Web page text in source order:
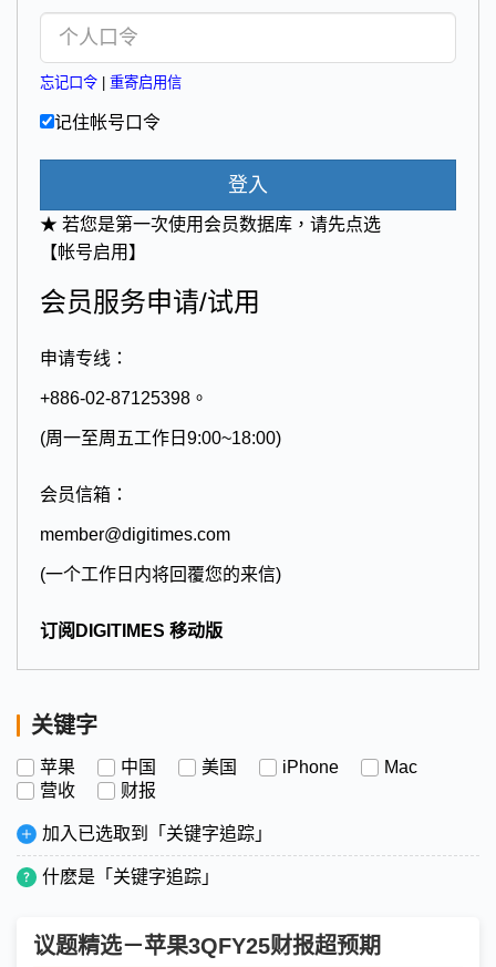
忘记口令 重寄启用信
记住帐号口令
登入
★ 若您是第一次使用会员数据库，请先点选
【帐号启用】
会员服务申请/试用
申请专线：
+886-02-87125398。
(周一至周五工作日9:00~18:00)
会员信箱：
member@digitimes.com
(一个工作日内将回覆您的来信)
订阅DIGITIMES 移动版
关键字
苹果 中国 美国 iPhone
Mac
营收
财报
加入已选取到「关键字追踪」
什麽是「关键字追踪」
议题精选－苹果3QFY25财报超预期